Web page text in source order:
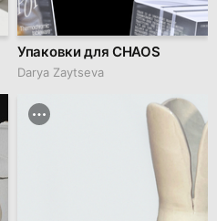
Упаковки для CHAOS
Darya Zaytseva